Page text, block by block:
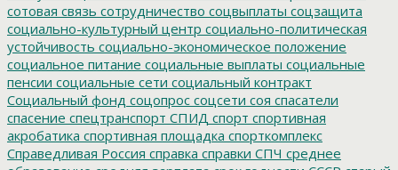
сотовая связь сотрудничество соцвыплаты соцзащита
социально-культурный центр социально-политическая
устойчивость социально-экономическое положение
социальное питание социальные выплаты социальные
пенсии социальные сети социальный контракт
Социальный фонд соцопрос соцсети соя спасатели
спасение спецтранспорт СПИД спорт спортивная
акробатика спортивная площадка спорткомплекс
Справедливая Россия справка справки СПЧ среднее